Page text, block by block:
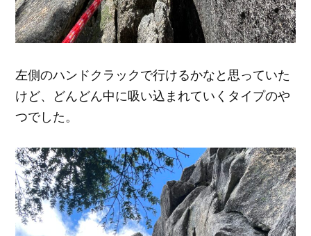
左側のハンドクラックで行けるかなと思っていた
けど、どんどん中に吸い込まれていくタイプのや
つでした。